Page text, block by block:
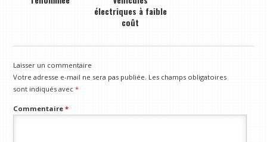
électriques à faible
coût
Laisser un commentaire
Votre adresse e-mail ne sera pas publiée. Les champs obligatoires
sont indiqués avec*
Commentaire*